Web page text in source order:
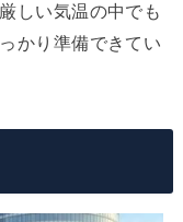
しい気温の中でも
かり準備できてい